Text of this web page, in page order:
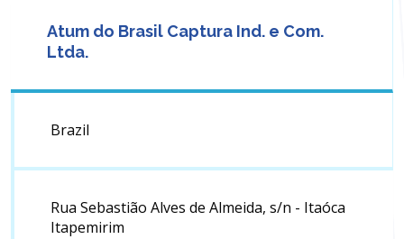
Atum do Brasil Captura Ind. e Com.
Ltda.
Brazil
Rua Sebastião Alves de Almeida, s/n - Itaóca
Itapemirim